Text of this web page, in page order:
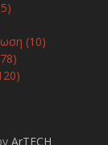
(10)
ArTECH